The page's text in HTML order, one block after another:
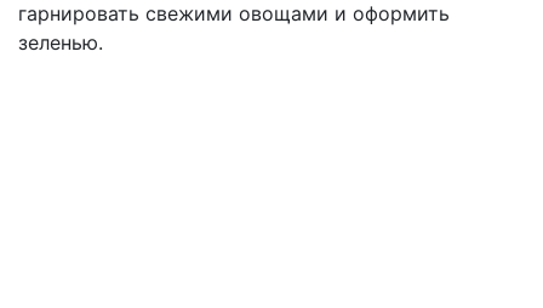
гарнировать свежими овощами и оформить
зеленью.